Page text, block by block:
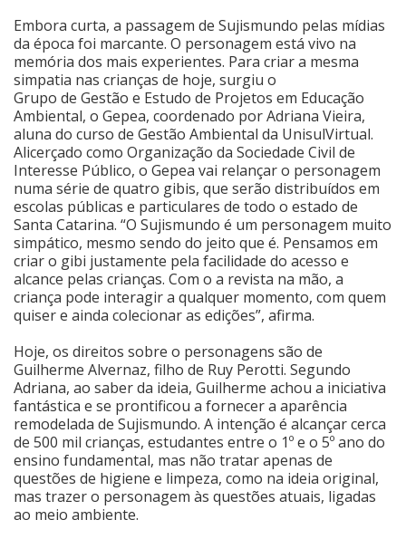
Agenda Cultural
Anuncie
Fale Conosco
Embora curta, a passagem de Sujismundo pelas mídias
da época foi marcante. O personagem está vivo na
memória dos mais experientes. Para criar a mesma
simpatia nas crianças de hoje, surgiu o
Grupo de Gestão e Estudo de Projetos em Educação
Ambiental, o Gepea, coordenado por Adriana Vieira,
aluna do curso de Gestão Ambiental da UnisulVirtual.
Alicerçado como Organização da Sociedade Civil de
Interesse Público, o Gepea vai relançar o personagem
numa série de quatro gibis, que serão distribuídos em
escolas públicas e particulares de todo o estado de
Santa Catarina. “O Sujismundo é um personagem muito
simpático, mesmo sendo do jeito que é. Pensamos em
criar o gibi justamente pela facilidade do acesso e
alcance pelas crianças. Com o a revista na mão, a
criança pode interagir a qualquer momento, com quem
quiser e ainda colecionar as edições”, afirma.
Hoje, os direitos sobre o personagens são de
Guilherme Alvernaz, filho de Ruy Perotti. Segundo
Adriana, ao saber da ideia, Guilherme achou a iniciativa
fantástica e se prontificou a fornecer a aparência
remodelada de Sujismundo. A intenção é alcançar cerca
de 500 mil crianças, estudantes entre o 1º e o 5º ano do
ensino fundamental, mas não tratar apenas de
questões de higiene e limpeza, como na ideia original,
mas trazer o personagem às questões atuais, ligadas
ao meio ambiente.